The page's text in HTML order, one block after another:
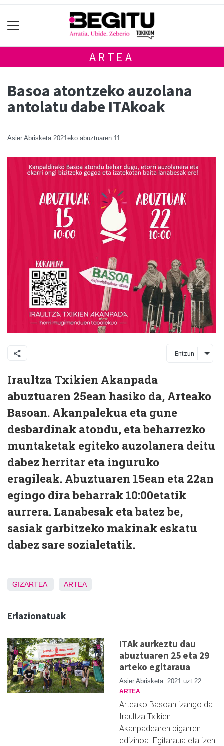
ARTEA
Basoa atontzeko auzolana
antolatu dabe ITAkoak
Asier Abrisketa 2021eko abuztuaren 11
Entzun
Iraultza Txikien Akanpada
abuztuaren 25ean hasiko da, Arteako
Basoan. Akanpalekua eta gune
desbardinak atondu, eta beharrezko
muntaketak egiteko auzolanera deitu
dabez herritar eta inguruko
eragileak. Abuztuaren 15ean eta 22an
egingo dira beharrak 10:00etatik
aurrera. Lanabesak eta batez be,
sasiak garbitzeko makinak eskatu
dabez sare sozialetatik.
GIZARTEA ARTEA
Erlazionatuak
ITAk aurkeztu dau
abuztuaren 25 eta 29
arteko egitaraua
Asier Abrisketa 2021 uzt 22
ARTEA
Arteako Basoan izango da
Iraultza Txikien
Akanpadearen bigarren
edizinoa. Egitaraua eta izen